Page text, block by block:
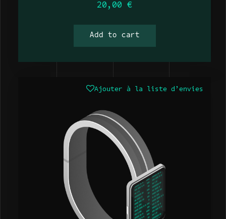
20,00€
Add to cart
Ajouter à la liste d’envies